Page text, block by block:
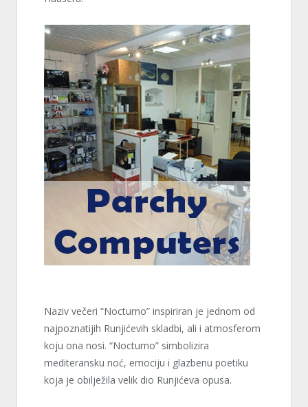
Naziv večeri “Nocturno” inspiriran je jednom od
najpoznatijih Runjićevih skladbi, ali i atmosferom
koju ona nosi. “Nocturno” simbolizira
mediteransku noć, emociju i glazbenu poetiku
koja je obilježila velik dio Runjićeva opusa.